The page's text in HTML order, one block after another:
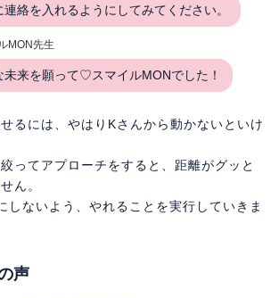
連絡を入れるようにしてみてください。
MON先生
未来を願って♡スマイルMONでした！
るには、やはりKさんから動かないといけ
ってアプローチをすると、距離がグッと
ん。
しないよう、やれることを実行していきま
声